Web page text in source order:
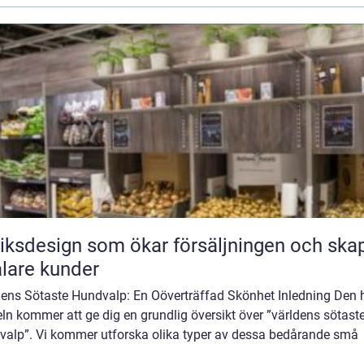
som ökar försäljningen och
kunder
Sötaste Hundvalp: En Oöverträffad Skönhet Inledning Den
kommer att ge dig en grundlig översikt över ”världens
Vi kommer utforska olika typer av dessa bedårande små